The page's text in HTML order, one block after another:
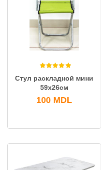
Стул раскладной мини
59х26см
100 MDL